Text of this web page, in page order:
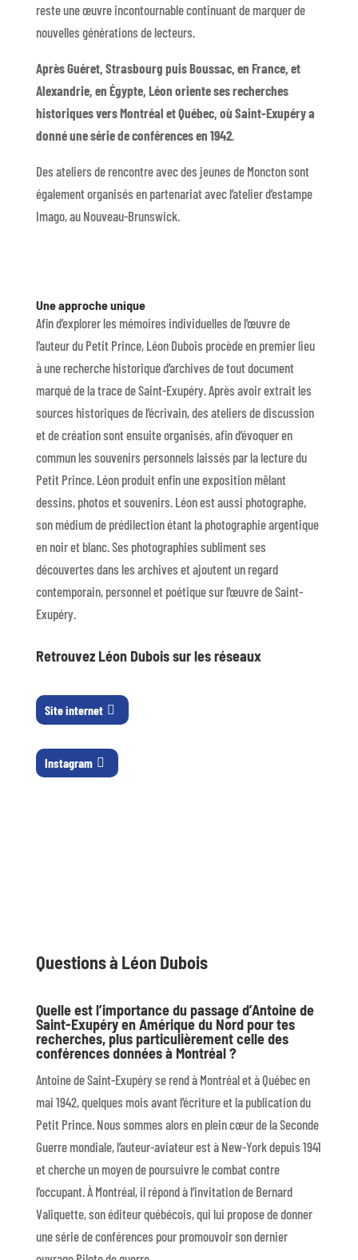
reste une œuvre incontournable continuant de marquer de
nouvelles générations de lecteurs.
Après Guéret, Strasbourg puis Boussac, en France, et
Alexandrie, en Égypte, Léon oriente ses recherches
historiques vers Montréal et Québec, où Saint-Exupéry a
donné une série de conférences en 1942.
Des ateliers de rencontre avec des jeunes de Moncton sont
également organisés en partenariat avec l’atelier d’estampe
Imago, au Nouveau-Brunswick.
Une approche unique
Afin d’explorer les mémoires individuelles de l’œuvre de
l’auteur du Petit Prince, Léon Dubois procède en premier lieu
à une recherche historique d’archives de tout document
marqué de la trace de Saint-Exupéry. Après avoir extrait les
sources historiques de l’écrivain, des ateliers de discussion
et de création sont ensuite organisés, afin d’évoquer en
commun les souvenirs personnels laissés par la lecture du
Petit Prince. Léon produit enfin une exposition mêlant
dessins, photos et souvenirs. Léon est aussi photographe,
son médium de prédilection étant la photographie argentique
en noir et blanc. Ses photographies subliment ses
découvertes dans les archives et ajoutent un regard
contemporain, personnel et poétique sur l’œuvre de Saint-
Exupéry.
Retrouvez Léon Dubois sur les réseaux
Site internet
Instagram
Questions à Léon Dubois
Quelle est l’importance du passage d’Antoine de
Saint-Exupéry en Amérique du Nord pour tes
recherches, plus particulièrement celle des
conférences données à Montréal ?
Antoine de Saint-Exupéry se rend à Montréal et à Québec en
mai 1942, quelques mois avant l’écriture et la publication du
Petit Prince. Nous sommes alors en plein cœur de la Seconde
Guerre mondiale, l’auteur-aviateur est à New-York depuis 1941
et cherche un moyen de poursuivre le combat contre
l’occupant. À Montréal, il répond à l’invitation de Bernard
Valiquette, son éditeur québécois, qui lui propose de donner
une série de conférences pour promouvoir son dernier